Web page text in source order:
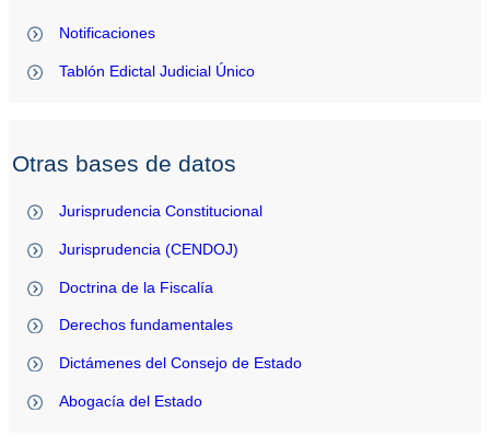
Notificaciones
Tablón Edictal Judicial Único
Otras bases de datos
Jurisprudencia Constitucional
Jurisprudencia (CENDOJ)
Doctrina de la Fiscalía
Derechos fundamentales
Dictámenes del Consejo de Estado
Abogacía del Estado